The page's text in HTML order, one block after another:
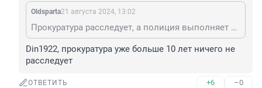
Oldsparta21 августа 2024, 13:02
Прокуратура расследует, а полиция выполняет только первичные следственные действия (задержания, опрос свидетелей).
Din1922, прокуратура уже больше 10 лет ничего не
расследует
ОТВЕТИТЬ +6 –0